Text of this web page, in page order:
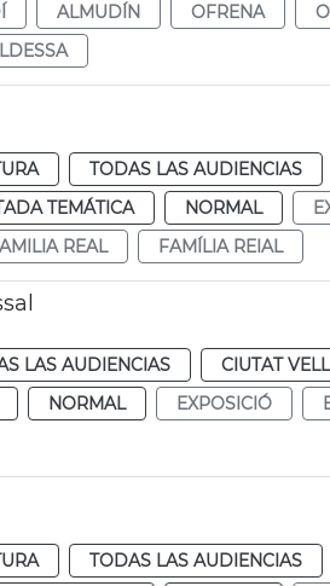
ALMUDÍN OFRENA
TODAS LAS AUDIENCIAS
TEMÁTICA NORMAL
REAL FAMÍLIA REIAL
LAS AUDIENCIAS CIUTAT
NORMAL EXPOSICIÓ
TODAS LAS AUDIENCIAS